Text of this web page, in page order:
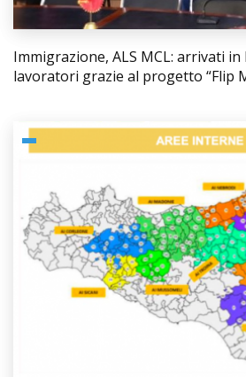
Immigrazione, ALS MCL: arrivati
lavoratori grazie al progetto “Flip